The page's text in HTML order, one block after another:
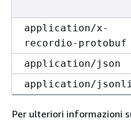
application/x-
recordio-protobuf
application/json
application/
Per ulteriori informazioni